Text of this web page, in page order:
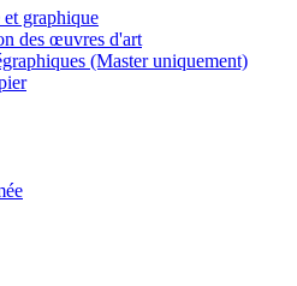
graphique
des œuvres d'art
(Master uniquement)